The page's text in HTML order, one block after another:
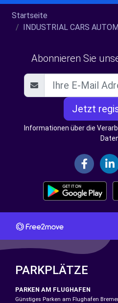
Startseite
INDUSTRIAL CARS
Abonnieren Sie
Jetzt
Informationen über die
PARKPLÄTZE
PARKEN AM FLUGHAFEN
Günstiges Parken am Flughafen